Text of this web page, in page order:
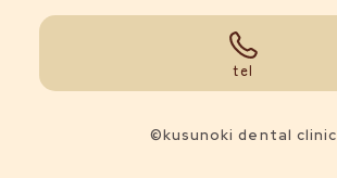
tel
©kusunoki dental clinic